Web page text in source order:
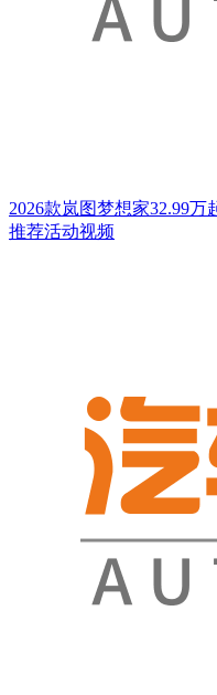
2026款岚图梦想家32.99
推荐活动视频